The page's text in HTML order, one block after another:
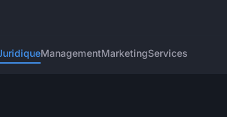
ManagementMarketingServices